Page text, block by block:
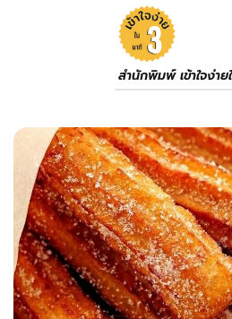
สำนักพิมพ์ เข้าใจง่า